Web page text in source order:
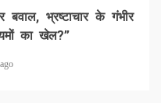
भ्रष्टाचार के गंभीर
का खेल?”